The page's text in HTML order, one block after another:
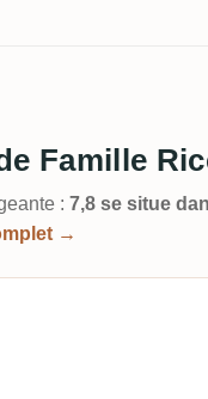
Famille
: 7,8 se situe
→